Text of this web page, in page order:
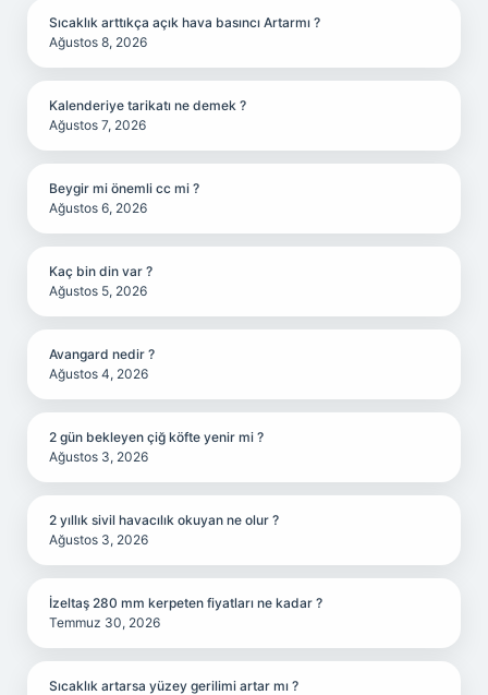
Sıcaklık arttıkça açık hava basıncı Artarmı ?
Ağustos 8, 2026
Kalenderiye tarikatı ne demek ?
Ağustos 7, 2026
Beygir mi önemli cc mi ?
Ağustos 6, 2026
Kaç bin din var ?
Ağustos 5, 2026
Avangard nedir ?
Ağustos 4, 2026
2 gün bekleyen çiğ köfte yenir mi ?
Ağustos 3, 2026
2 yıllık sivil havacılık okuyan ne olur ?
Ağustos 3, 2026
İzeltaş 280 mm kerpeten fiyatları ne kadar ?
Temmuz 30, 2026
Sıcaklık artarsa yüzey gerilimi artar mı ?